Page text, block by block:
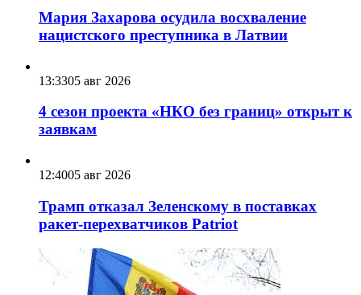
Мария Захарова осудила восхваление
нацистского преступника в Латвии
13:3305 авг 2026
4 сезон проекта «НКО без границ» открыт к
заявкам
12:4005 авг 2026
Трамп отказал Зеленскому в поставках
ракет-перехватчиков Patriot